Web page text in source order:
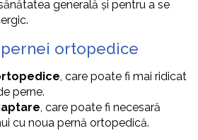
generală și pentru a se
ortopedice
, care poate fi mai ridicat
perne.
, care poate fi necesară
cu noua pernă ortopedică.